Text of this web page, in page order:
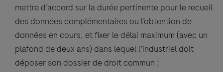
mettre d’accord sur la durée pertinente pour le recueil
des données complémentaires ou l’obtention de
données en cours, et fixer le délai maximum (avec un
plafond de deux ans) dans lequel l’industriel doit
déposer son dossier de droit commun ;